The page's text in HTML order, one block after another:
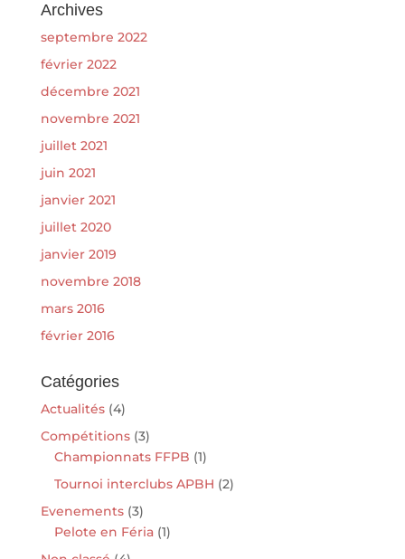
Archives
septembre 2022
février 2022
décembre 2021
novembre 2021
juillet 2021
juin 2021
janvier 2021
juillet 2020
janvier 2019
novembre 2018
mars 2016
février 2016
Catégories
Actualités(4)
Compétitions(3)
Championnats FFPB (1)
Tournoi interclubs APBH (2)
Evenements(3)
Pelote en Féria(1)